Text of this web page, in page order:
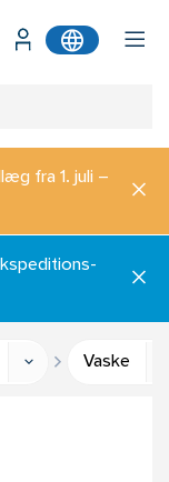
fra 1. juli –
Vaske